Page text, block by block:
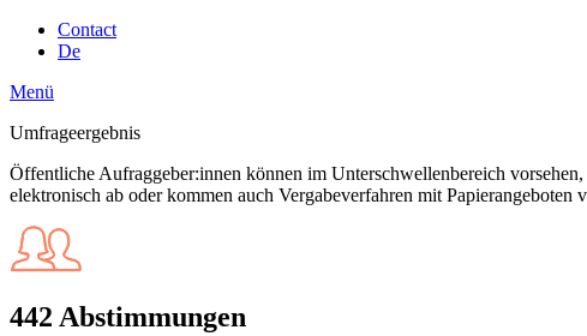
Contact
De
Menü
Umfrageergebnis
Öffentliche Aufraggeber:innen können im Unterschwellenbereich
elektronisch ab oder kommen auch Vergabeverfahren mit Papierangeboten
442 Abstimmungen